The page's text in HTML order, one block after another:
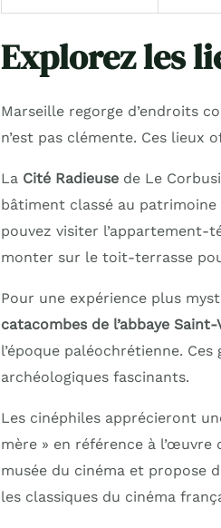
Explorez les
Marseille regorge d’endroits
n’est pas clémente. Ces
La Cité Radieusede Le
bâtiment classé au patrimoine
pouvez visiter l’appartement-
monter sur le toit-terrasse
Pour une expérience plus
catacombes de l’abbaye
l’époque paléochrétienne.
archéologiques fascinants.
Les cinéphiles apprécieront
mère » en référence à l’œuvre
musée du cinéma et propose
les classiques du cinéma